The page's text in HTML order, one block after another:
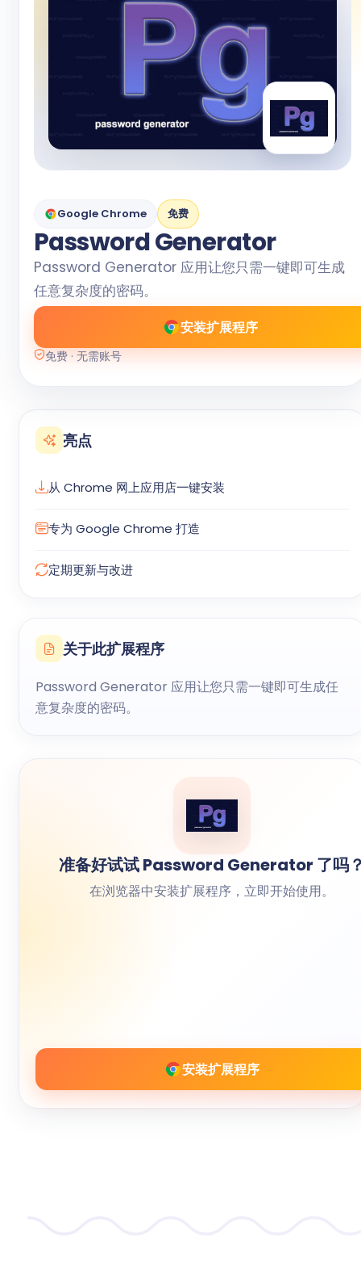
Google Chrome 免费
Password Generator
Password Generator 应用让您只需一键即可生成
任意复杂度的密码。
安装扩展程序
免费 · 无需账号
亮点
从 Chrome 网上应用店一键安装
专为 Google Chrome 打造
定期更新与改进
关于此扩展程序
Password Generator 应用让您只需一键即可生成任
意复杂度的密码。
准备好试试 Password Generator 了吗
在浏览器中安装扩展程序，立即开始使用。
安装扩展程序